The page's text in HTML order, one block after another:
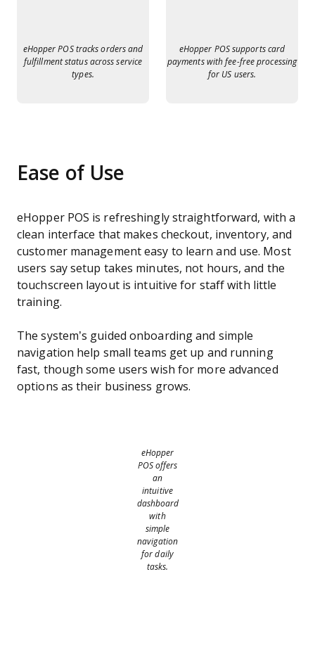
eHopper POS tracks orders and
fulfillment status across service
types.
eHopper POS supports card
payments with fee-free processing
for US users.
Ease of Use
eHopper POS is refreshingly straightforward, with a
clean interface that makes checkout, inventory, and
customer management easy to learn and use. Most
users say setup takes minutes, not hours, and the
touchscreen layout is intuitive for staff with little
training.
The system’s guided onboarding and simple
navigation help small teams get up and running
fast, though some users wish for more advanced
options as their business grows.
eHopper
POS offers
an
intuitive
dashboard
with
simple
navigation
for daily
tasks.